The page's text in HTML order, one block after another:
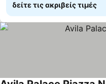
δείτε τις ακριβείς τιμές